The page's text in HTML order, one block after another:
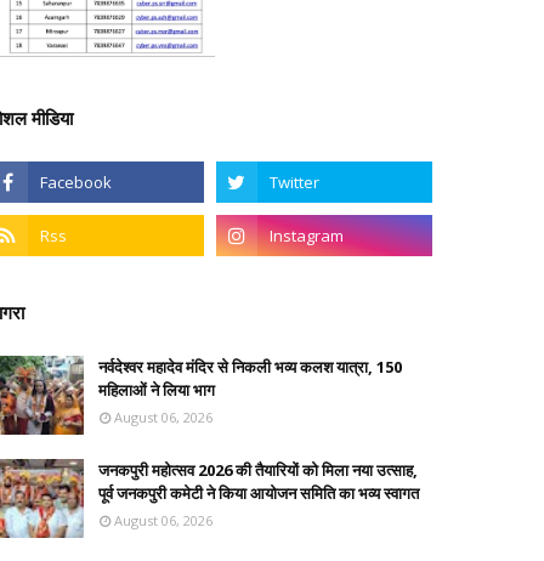
मीडिया
नर्वदेश्वर महादेव मंदिर से निकली भव्य कलश यात्रा, 150
महिलाओं ने लिया भाग
August 06, 2026
जनकपुरी महोत्सव 2026 की तैयारियों को मिला नया उत्साह,
पूर्व जनकपुरी कमेटी ने किया आयोजन समिति का भव्य स्वागत
August 06, 2026